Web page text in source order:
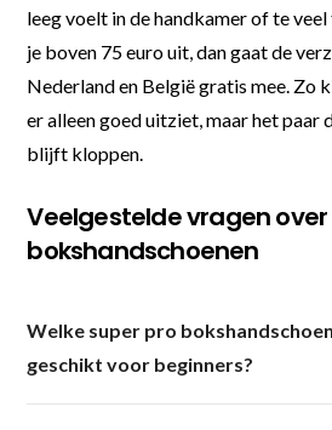
leeg voelt in de handkamer of te
je boven 75 euro uit, dan gaat de
Nederland en België gratis mee. Zo
er alleen goed uitziet, maar het paar
blijft kloppen.
Veelgestelde vragen over
bokshandschoenen
Welke super pro
geschikt voor beginners?